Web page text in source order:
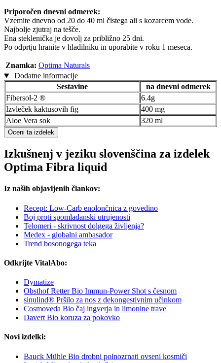
Priporočen dnevni odmerek:
Vzemite dnevno od 20 do 40 ml čistega ali s kozarcem vode.
Najbolje zjutraj na tešče.
Ena steklenička je dovolj za približno 25 dni.
Po odprtju hranite v hladilniku in uporabite v roku 1 meseca.
Znamka: Optima Naturals
Dodatne informacije
Sestavine
na dnevni odmerek
Fibersol-2 ®
6.4g
Izvleček kaktusovih fig
400 mg
Aloe Vera sok
320 ml
Oceni ta izdelek
Izkušnenj v jeziku slovenščina za izdelek
Optima Fibra liquid
Iz naših objavljenih člankov:
Recept: Low-Carb enolončnica z govedino
Boj proti spomladanski utrujenosti
Telomeri - skrivnost dolgega življenja?
Medex - globalni ambasador
Trend bosonogega teka
Odkrijte VitalAbo:
Dymatize
Obsthof Retter Bio Immun-Power Shot s česnom
sinulind® Pršilo za nos z dekongestivnim učinkom
Cosmoveda Bio čaj ingverja in limonine trave
Davert Bio koruza za pokovko
Novi izdelki:
Bauck Mühle Bio drobni polnozrnati ovseni kosmiči